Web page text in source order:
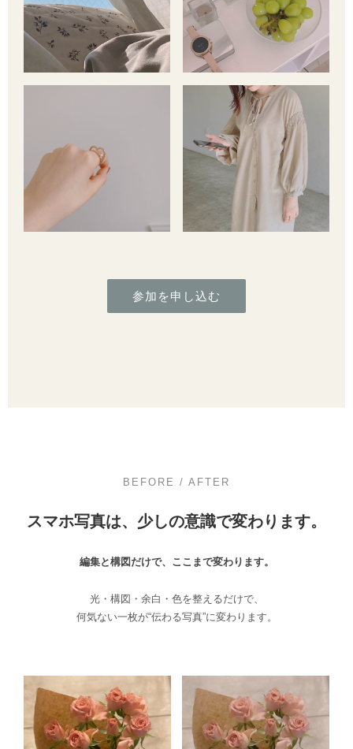
参加を申し込む
BEFORE / AFTER
スマホ写真は、少しの意識で変わります。
編集と構図だけで、ここまで変わります。
光・構図・余白・色を整えるだけで、
何気ない一枚が“伝わる写真”に変わります。